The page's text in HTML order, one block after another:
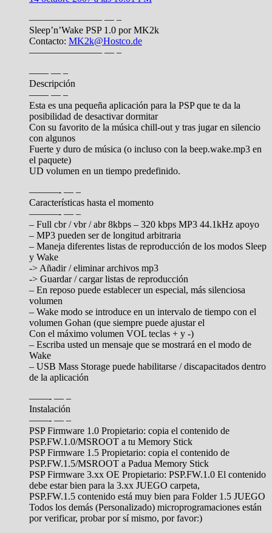
———————– — –
Sleep’n’Wake PSP 1.0 por MK2k
Contacto: MK2k@Hostco.de
———————– — –
—— — –
Descripción
—— — –
Esta es una pequeña aplicación para la PSP que te da la
posibilidad de desactivar dormitar
Con su favorito de la música chill-out y tras jugar en silencio
con algunos
Fuerte y duro de música (o incluso con la beep.wake.mp3 en
el paquete)
UD volumen en un tiempo predefinido.
———- — –
Características hasta el momento
———- — –
– Full cbr / vbr / abr 8kbps – 320 kbps MP3 44.1kHz apoyo
– MP3 pueden ser de longitud arbitraria
– Maneja diferentes listas de reproducción de los modos Sleep
y Wake
-> Añadir / eliminar archivos mp3
-> Guardar / cargar listas de reproducción
– En reposo puede establecer un especial, más silenciosa
volumen
– Wake modo se introduce en un intervalo de tiempo con el
volumen Gohan (que siempre puede ajustar el
Con el máximo volumen VOL teclas + y -)
– Escriba usted un mensaje que se mostrará en el modo de
Wake
– USB Mass Storage puede habilitarse / discapacitados dentro
de la aplicación
——- — –
Instalación
——- — –
PSP Firmware 1.0 Propietario: copia el contenido de
PSP.FW.1.0/MSROOT a tu Memory Stick
PSP Firmware 1.5 Propietario: copia el contenido de
PSP.FW.1.5/MSROOT a Padua Memory Stick
PSP Firmware 3.xx OE Propietario: PSP.FW.1.0 El contenido
debe estar bien para la 3.xx JUEGO carpeta,
PSP.FW.1.5 contenido está muy bien para Folder 1.5 JUEGO
Todos los demás (Personalizado) microprogramaciones están
por verificar, probar por sí mismo, por favor:)